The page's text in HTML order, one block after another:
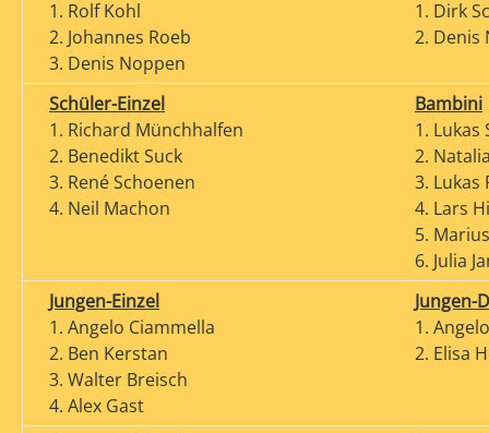
1. Rolf Kohl
2. Johannes Roeb
3. Denis Noppen
1. Dirk
2. Denis
Schüler-Einzel
1. Richard Münchhalfen
2. Benedikt Suck
3. René Schoenen
4. Neil Machon
Bambini
1. Lukas
2.
3. Lukas
4. Lars
5.
6. Julia
Jungen-Einzel
1. Angelo Ciammella
2. Ben Kerstan
3. Walter Breisch
4. Alex Gast
Jungen-
1.
2. Elisa